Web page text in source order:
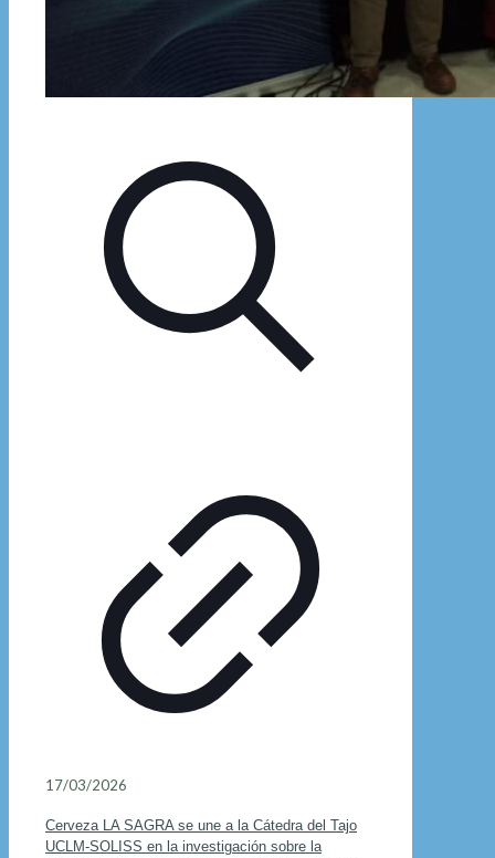
17/03/2026
Cerveza LA SAGRA se une a la Cátedra del Tajo
UCLM-SOLISS en la investigación sobre la